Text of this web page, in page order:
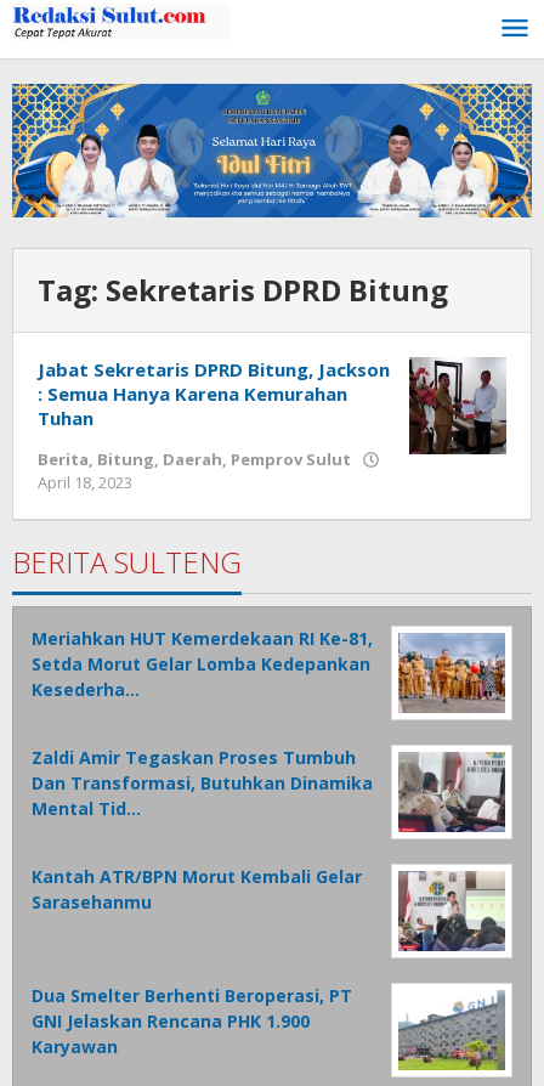
Lewati
ke
konten
Tag: Sekretaris DPRD Bitung
Jabat Sekretaris DPRD Bitung, Jackson
: Semua Hanya Karena Kemurahan
Tuhan
Berita, Bitung, Daerah, Pemprov Sulut
April 18, 2023
BERITA SULTENG
Meriahkan HUT Kemerdekaan RI Ke-81,
Setda Morut Gelar Lomba Kedepankan
Kesederha…
Zaldi Amir Tegaskan Proses Tumbuh
Dan Transformasi, Butuhkan Dinamika
Mental Tid…
Kantah ATR/BPN Morut Kembali Gelar
Sarasehanmu
Dua Smelter Berhenti Beroperasi, PT
GNI Jelaskan Rencana PHK 1.900
Karyawan